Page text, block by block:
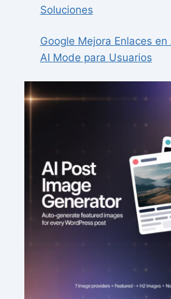
Soluciones
Google Mejora Enlaces
AI Mode para Usuarios